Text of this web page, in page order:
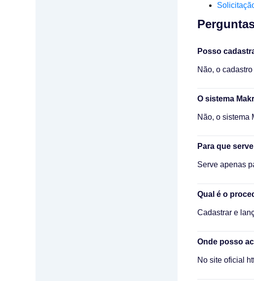
Posso
Não, o
O sistema
Não, o sistema
Para que
Serve apenas
Qual é o
Cadastrar e
Onde posso
No site oficial